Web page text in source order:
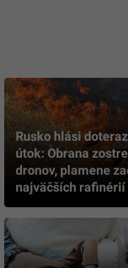
Rusko hlási
útok: Obrana
dronov, plamene
najväčších rafinérií